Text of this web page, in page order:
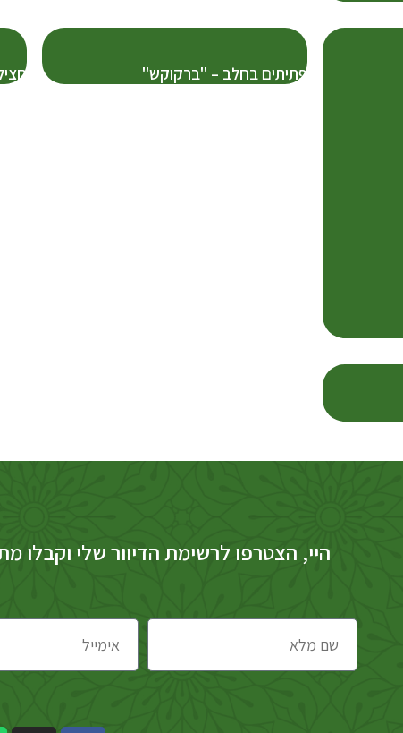
פתיתים בחלב – "ברקוקש"
היי, הצטרפו לרשימת הדיוור שלי וקבלו